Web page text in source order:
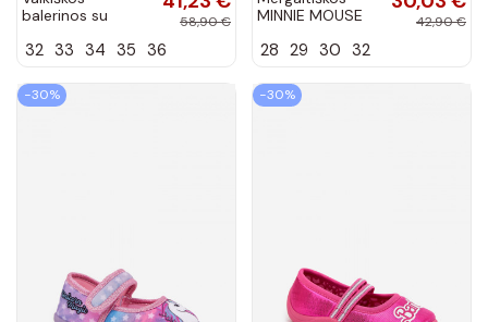
balerinos su
dirželiu Vinceza
perlamutrinės
spalvos
58,90 €
32 33 34 35 36
MINNIE MOUSE
spalvos
baletkos
42,90 €
28 29 30 32
−30% −30%